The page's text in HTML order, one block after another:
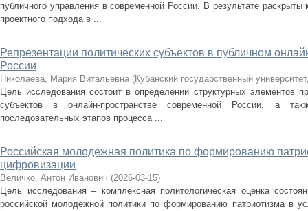
публичного управления в современной России. В результате
проектного подхода в ...
Репрезентации политических субъектов в публичном
России
Николаева, Мария Витальевна (Кубанский государственный университет
Цель исследования состоит в определении структурных элементов
субъектов в онлайн-пространстве современной России, а
последовательных этапов процесса ...
Российская молодёжная политика по формированию
цифровизации
Величко, Антон Иванович (2026-03-15)
Цель исследования – комплексная политологическая оценка
российской молодёжной политики по формированию патриотизма в